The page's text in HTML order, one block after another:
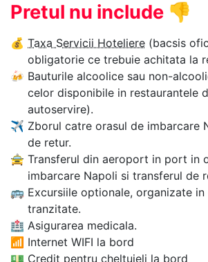
Pretul nu include 👎
💰 Taxa Servicii Hoteliere (bacsis
obligatorie ce trebuie achitata la
🍻 Bauturile alcoolice sau non-
celor disponibile in restaurantele
autoservire).
✈ Zborul catre orasul de imbarcare
de retur.
🚖 Transferul din aeroport in port in
imbarcare Napoli si transferul de
🚌 Excursiile optionale, organizate in
tranzitate.
🏥 Asigurarea medicala.
📶 Internet WIFI la bord
💵 Credit pentru cheltuieli la bord